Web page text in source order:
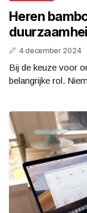
Heren
4 december 2024
Bij de keuze voor
belangrijke rol.